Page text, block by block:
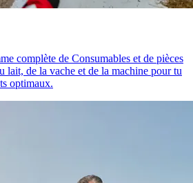
complète de Consumables et de pièces
lait, de la vache et de la machine pour tu
optimaux.